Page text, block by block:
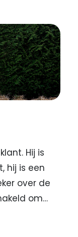
Hij is
hij is een
over de
om…